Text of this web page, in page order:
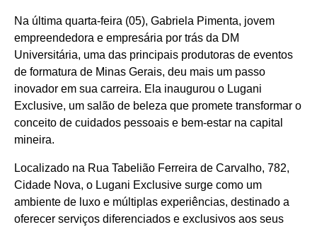
Na última quarta-feira (05), Gabriela Pimenta, jovem
empreendedora e empresária por trás da DM
Universitária, uma das principais produtoras de eventos
de formatura de Minas Gerais, deu mais um passo
inovador em sua carreira. Ela inaugurou o Lugani
Exclusive, um salão de beleza que promete transformar o
conceito de cuidados pessoais e bem-estar na capital
mineira.
Localizado na Rua Tabelião Ferreira de Carvalho, 782,
Cidade Nova, o Lugani Exclusive surge como um
ambiente de luxo e múltiplas experiências, destinado a
oferecer serviços diferenciados e exclusivos aos seus